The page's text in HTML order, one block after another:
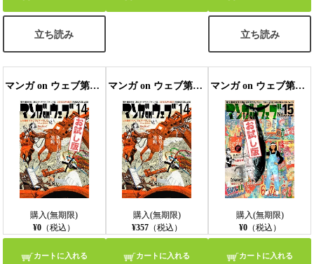
立ち読み 立ち読み
マンガ on ウェブ第14号 無料お試し版
購入(無期限)
¥0 （税込）
カートに入れる
マンガ on ウェブ第14号
購入(無期限)
¥357（税込）
カートに入れる
マンガ on ウェブ第15号 無料お試し版
購入(無期限)
¥0（税込）
カートに入れる